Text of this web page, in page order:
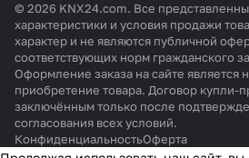
© 2026 KNX24.com. Все
характеристики и условия продажи
характер и не являются публичной
соответствующих норм гражданского
Оформление заказа на сайте является
приобретение товара. Договор купли-
заключённым только после
согласования всех условий.
КонфиденциальностьОферта